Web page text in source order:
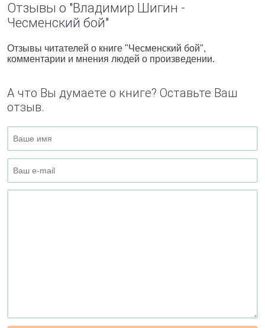
Отзывы о "Владимир Шигин -
Чесменский бой"
Отзывы читателей о книге "Чесменский бой",
комментарии и мнения людей о произведении.
А что Вы думаете о книге? Оставьте Ваш
отзыв.